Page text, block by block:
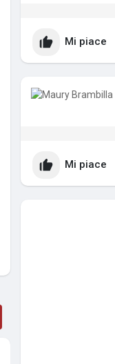
Mi piace
Mi piace